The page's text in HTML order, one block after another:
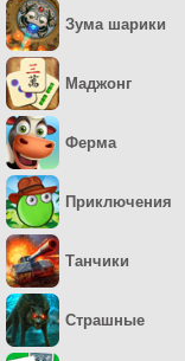
Зума шарики
Маджонг
Ферма
Приключения
Танчики
Страшные